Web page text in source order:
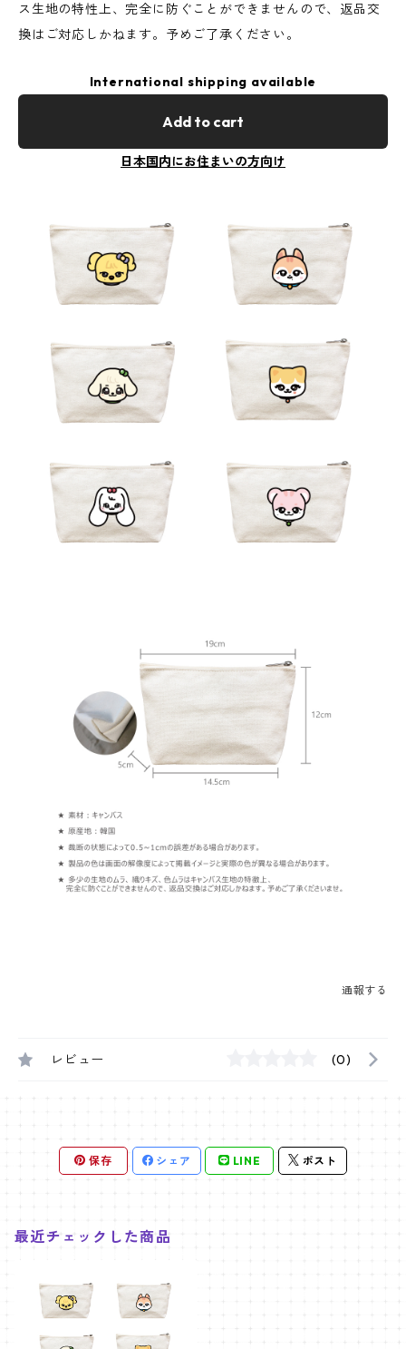
ス生地の特性上、完全に防ぐことができませんので、返品交
換はご対応しかねます。予めご了承ください。
International shipping available
Add to cart
日本国内にお住まいの方向け
通報する
レビュー (0)
保存 シェア LINE ポスト
最近チェックした商品